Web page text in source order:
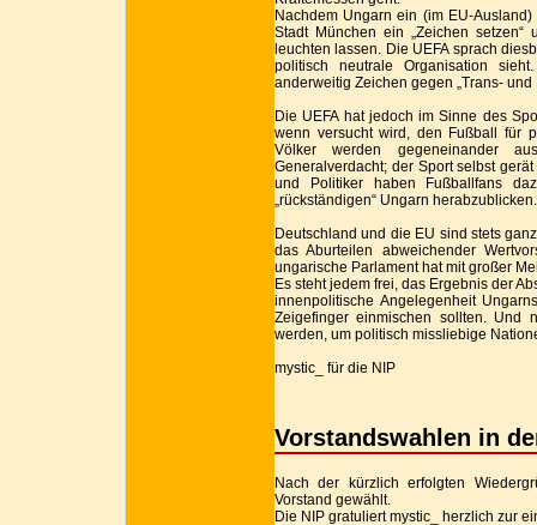
Nachdem Ungarn ein (im EU-
Stadt München ein „Zeichen
leuchten lassen. Die UEFA sprach
politisch neutrale Organisation
anderweitig Zeichen gegen „Trans- und
Die UEFA hat jedoch im Sinne des
wenn versucht wird, den Fußball für
Völker werden gegeneinander
Generalverdacht; der Sport selbst
und Politiker haben Fußballfans
„rückständigen“ Ungarn herabzublicken.
Deutschland und die EU sind stets
das Aburteilen abweichender
ungarische Parlament hat mit großer
Es steht jedem frei, das Ergebnis der
innenpolitische Angelegenheit
Zeigefinger einmischen sollten. Und
werden, um politisch missliebige
mystic_ für die NIP
Vorstandswahlen in
Nach der kürzlich erfolgten
Vorstand gewählt.
Die NIP gratuliert mystic_ herzlich zur